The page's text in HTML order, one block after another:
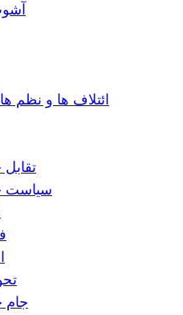
آشوب
ائتلاف ها و نظم
سیاست
جام